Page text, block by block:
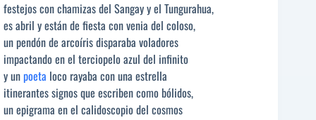
festejos con chamizas del Sangay y el Tungurahua,
es abril y están de fiesta con venia del coloso,
un pendón de arcoíris disparaba voladores
impactando en el terciopelo azul del infinito
y unpoeta loco rayaba con una estrella
itinerantes signos que escriben como bólidos,
un epigrama en el calidoscopio del cosmos